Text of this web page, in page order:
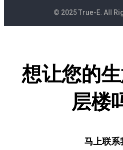
© 2025 True-E. All
想让您的
层楼
马上联系